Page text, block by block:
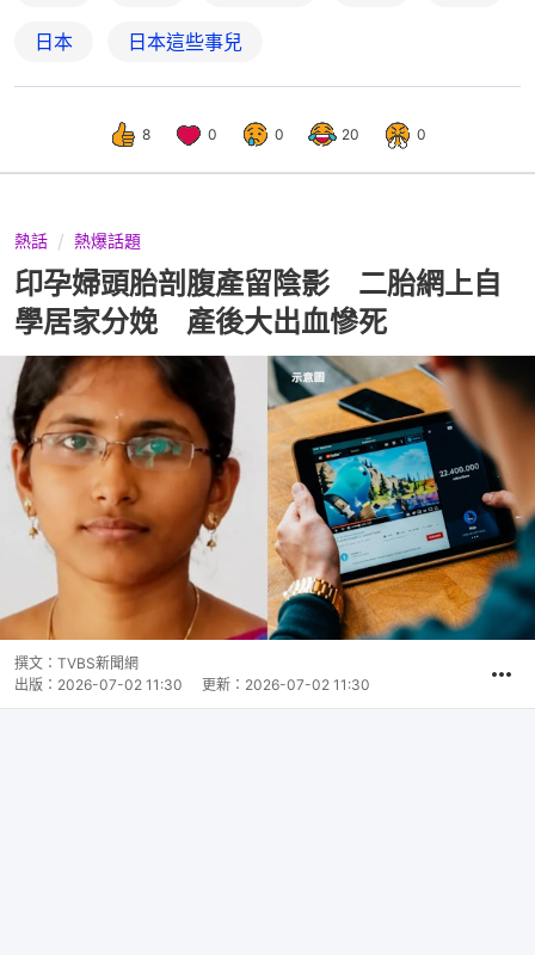
日本 日本這些事兒
8 0 0 20 0
熱話 熱爆話題
印孕婦頭胎剖腹產留陰影 二胎網上自
學居家分娩 產後大出血慘死
撰文： TVBS新聞網
出版： 2026-07-02 11:30 更新： 2026-07-02 11:30